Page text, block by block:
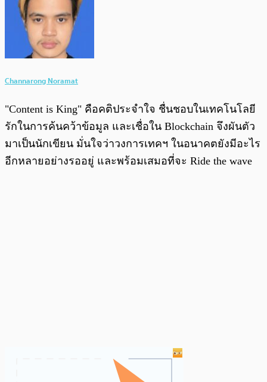
Channarong Noramat
"Content is King" คือคติประจำใจ ชื่นชอบในเทคโนโลยี
รักในการค้นคว้าข้อมูล และเชื่อใน Blockchain จึงผันตัว
มาเป็นนักเขียน มั่นใจว่าวงการเทคฯ ในอนาคตยังมีอะไร
อีกหลายอย่างรออยู่ และพร้อมเสมอที่จะ Ride the wave